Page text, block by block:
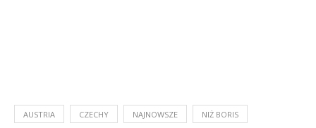
AUSTRIA CZECHY NAJNOWSZE NIŻ BORIS